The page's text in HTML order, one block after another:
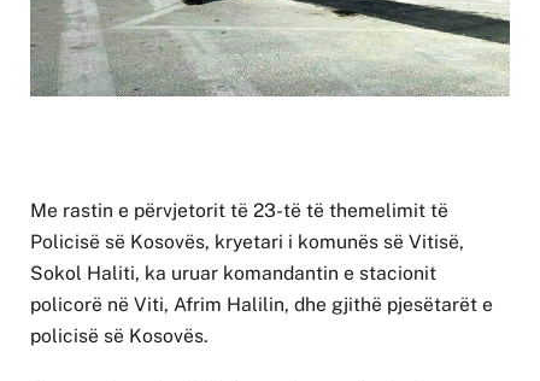
Me rastin e përvjetorit të 23-të të themelimit të
Policisë së Kosovës, kryetari i komunës së Vitisë,
Sokol Haliti, ka uruar komandantin e stacionit
policorë në Viti, Afrim Halilin, dhe gjithë pjesëtarët e
policisë së Kosovës.